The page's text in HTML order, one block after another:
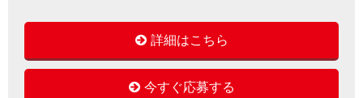
詳細はこちら
今すぐ応募する